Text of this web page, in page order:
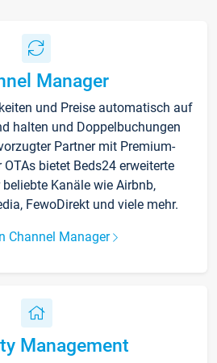
Manager
und Preise automatisch auf
halten und Doppelbuchungen
Partner mit Premium-
bietet Beds24 erweiterte
Kanäle wie Airbnb,
FewoDirekt und viele mehr.
Channel Manager
Management